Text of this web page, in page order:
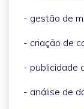
- gestão de
- criação de
- publicidade
- análise de